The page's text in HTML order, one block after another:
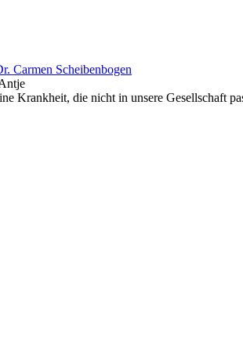
Carmen Scheibenbogen
Krankheit, die nicht in unsere Gesellschaft